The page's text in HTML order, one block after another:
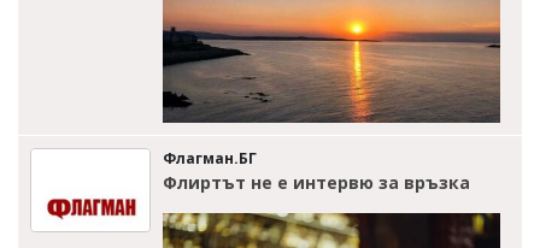
Флагман.БГ
Флиртът не е интервю за връзка